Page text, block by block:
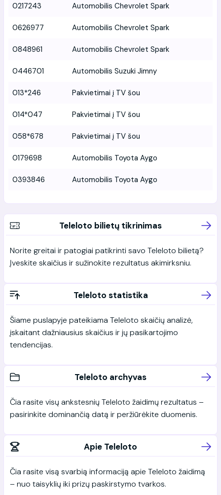
0217243 Automobilis Chevrolet Spark
0626977 Automobilis Chevrolet Spark
0848961 Automobilis Chevrolet Spark
0446701 Automobilis Suzuki Jimny
013*246 Pakvietimai į TV šou
014*047 Pakvietimai į TV šou
058*678 Pakvietimai į TV šou
0179698 Automobilis Toyota Aygo
0393846 Automobilis Toyota Aygo
Teleloto bilietų tikrinimas
Norite greitai ir patogiai patikrinti savo Teleloto bilietą?
Įveskite skaičius ir sužinokite rezultatus akimirksniu.
Teleloto statistika
Šiame puslapyje pateikiama Teleloto skaičių analizė,
įskaitant dažniausius skaičius ir jų pasikartojimo
tendencijas.
Teleloto archyvas
Čia rasite visų ankstesnių Teleloto žaidimų rezultatus –
pasirinkite dominančią datą ir peržiūrėkite duomenis.
Apie Teleloto
Čia rasite visą svarbią informaciją apie Teleloto žaidimą
– nuo taisyklių iki prizų paskirstymo tvarkos.